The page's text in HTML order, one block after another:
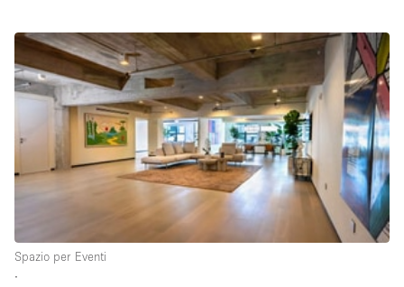
Accesso per disabili
Ampia Porta d'Ingresso
Animals Friendly
Aria condizionata
Attaccapanni
Spazio per Eventi
∙